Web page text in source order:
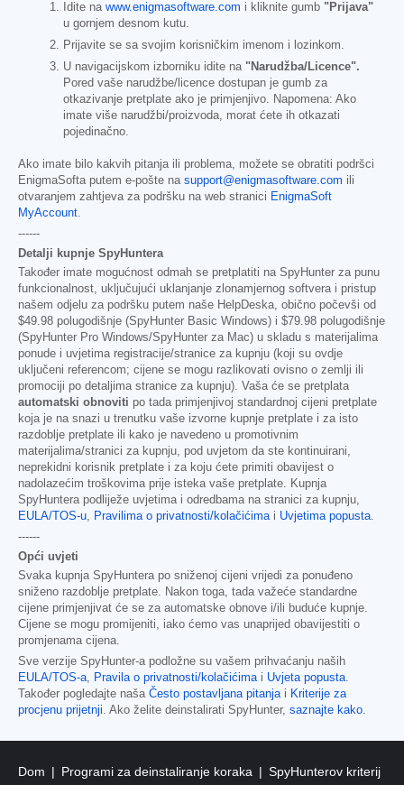
Idite na www.enigmasoftware.com i kliknite gumb "Prijava"
u gornjem desnom kutu.
Prijavite se sa svojim korisničkim imenom i lozinkom.
U navigacijskom izborniku idite na "Narudžba/Licence".
Pored vaše narudžbe/licence dostupan je gumb za
otkazivanje pretplate ako je primjenjivo. Napomena: Ako
imate više narudžbi/proizvoda, morat ćete ih otkazati
pojedinačno.
Ako imate bilo kakvih pitanja ili problema, možete se obratiti podršci
EnigmaSofta putem e-pošte na support@enigmasoftware.com ili
otvaranjem zahtjeva za podršku na web stranici EnigmaSoft
MyAccount.
------
Detalji kupnje SpyHuntera
Također imate mogućnost odmah se pretplatiti na SpyHunter za punu
funkcionalnost, uključujući uklanjanje zlonamjernog softvera i pristup
našem odjelu za podršku putem naše HelpDeska, obično počevši od
$49.98 polugodišnje (SpyHunter Basic Windows) i $79.98 polugodišnje
(SpyHunter Pro Windows/SpyHunter za Mac) u skladu s materijalima
ponude i uvjetima registracije/stranice za kupnju (koji su ovdje
uključeni referencom; cijene se mogu razlikovati ovisno o zemlji ili
promociji po detaljima stranice za kupnju). Vaša će se pretplata
automatski obnoviti po tada primjenjivoj standardnoj cijeni pretplate
koja je na snazi u trenutku vaše izvorne kupnje pretplate i za isto
razdoblje pretplate ili kako je navedeno u promotivnim
materijalima/stranici za kupnju, pod uvjetom da ste kontinuirani,
neprekidni korisnik pretplate i za koju ćete primiti obavijest o
nadolazećim troškovima prije isteka vaše pretplate. Kupnja
SpyHuntera podliježe uvjetima i odredbama na stranici za kupnju,
EULA/TOS-u, Pravilima o privatnosti/kolačićimai Uvjetima popusta.
------
Opći uvjeti
Svaka kupnja SpyHuntera po sniženoj cijeni vrijedi za ponuđeno
sniženo razdoblje pretplate. Nakon toga, tada važeće standardne
cijene primjenjivat će se za automatske obnove i/ili buduće kupnje.
Cijene se mogu promijeniti, iako ćemo vas unaprijed obavijestiti o
promjenama cijena.
Sve verzije SpyHunter-a podložne su vašem prihvaćanju naših
EULA/TOS-a, Pravila o privatnosti/kolačićimai Uvjeta popusta.
Također pogledajte naša Često postavljana pitanjai Kriterije za
procjenu prijetnji. Ako želite deinstalirati SpyHunter, saznajte kako.
Dom Programi za deinstaliranje koraka SpyHunterov kriterij